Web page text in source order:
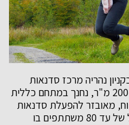
נהריה מרכז סדנאות
חדיש ומפואר, המשתרע על פני כ-200 מ"ר, נחנך במתחם כללית
מאובזר להפעלת סדנאות
וקיום הרצאות קידום בריאות לקהל של עד 80 משתתפים בו